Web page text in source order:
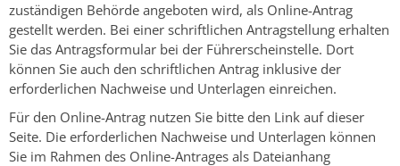
zuständigen Behörde angeboten wird, als Online-Antrag
gestellt werden. Bei einer schriftlichen Antragstellung erhalten
Sie das Antragsformular bei der Führerscheinstelle. Dort
können Sie auch den schriftlichen Antrag inklusive der
erforderlichen Nachweise und Unterlagen einreichen.
Für den Online-Antrag nutzen Sie bitte den Link auf dieser
Seite. Die erforderlichen Nachweise und Unterlagen können
Sie im Rahmen des Online-Antrages als Dateianhang